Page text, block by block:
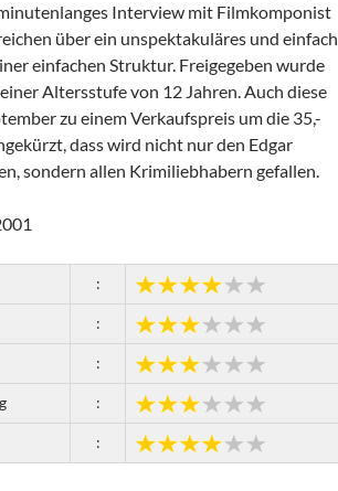
Interview mit Filmkomponist
über ein unspektakuläres und einfach
einfachen Struktur. Freigegeben wurde
Altersstufe von 12 Jahren. Auch diese
zu einem Verkaufspreis um die 35,-
dass wird nicht nur den Edgar
sondern allen Krimiliebhabern gefallen.
:
:
:
:
: